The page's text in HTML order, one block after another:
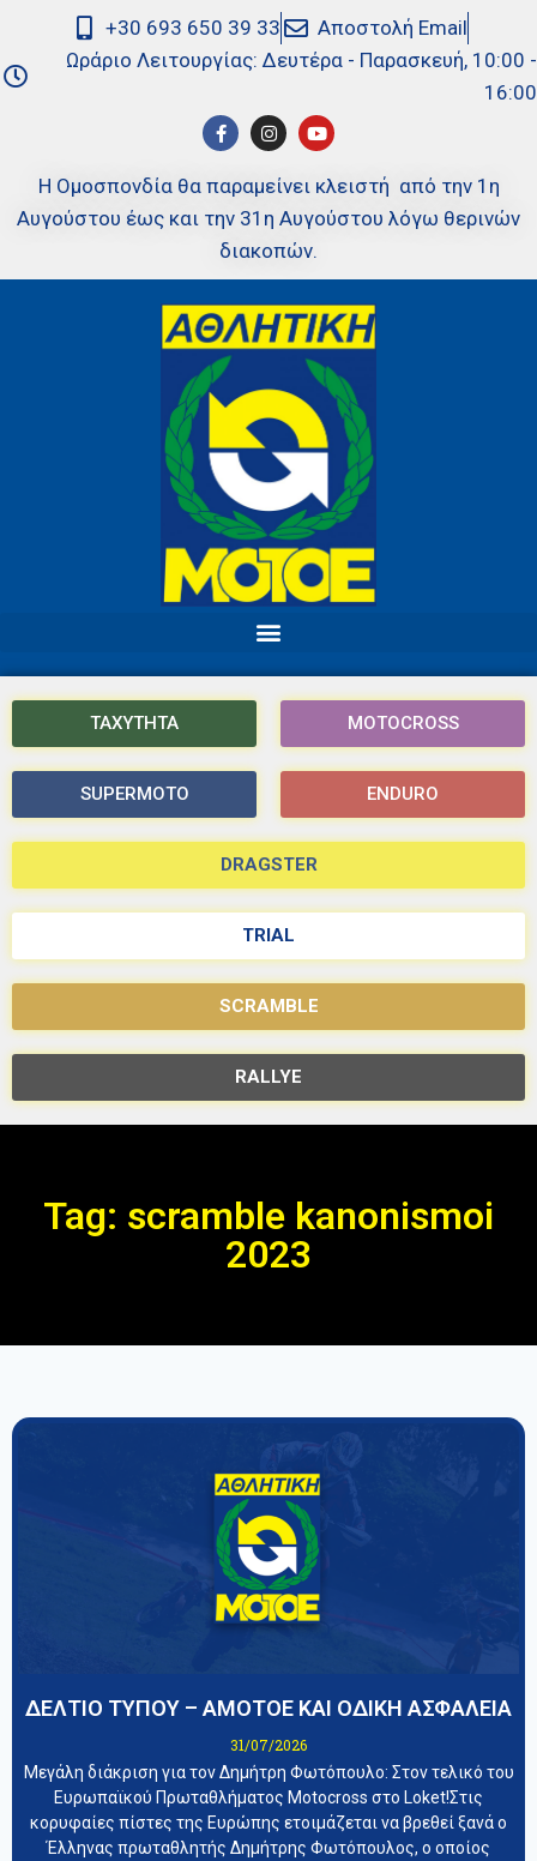
+30 693 650 39 33
Αποστολή Email
Ωράριο Λειτουργίας: Δευτέρα - Παρασκευή, 10:00 -
16:00
Η Ομοσπονδία θα παραμείνει κλειστή από την 1η
Αυγούστου έως και την 31η Αυγούστου λόγω θερινών
διακοπών.
ΤΑΧΥΤΗΤΑ MOTOCROSS
SUPERMOTO ENDURO
DRAGSTER
TRIAL
SCRAMBLE
RALLYE
Tag: scramble kanonismoi
2023
ΔΕΛΤΙΟ ΤΥΠΟΥ – ΑΜΟΤΟΕ ΚΑΙ ΟΔΙΚΗ ΑΣΦΑΛΕΙΑ
31/07/2026
Μεγάλη διάκριση για τον Δημήτρη Φωτόπουλο: Στον τελικό του
Ευρωπαϊκού Πρωταθλήματος Motocross στο Loket!Στις
κορυφαίες πίστες της Ευρώπης ετοιμάζεται να βρεθεί ξανά ο
Έλληνας πρωταθλητής Δημήτρης Φωτόπουλος, ο οποίος